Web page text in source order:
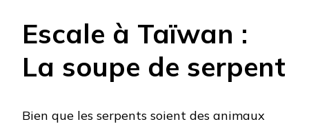
Escale à Taïwan :
La soupe de serpent
Bien que les serpents soient des animaux